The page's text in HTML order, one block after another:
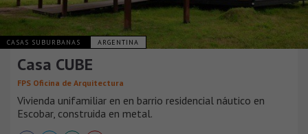
CASAS SUBURBANAS ARGENTINA
Casa CUBE
FPS Oficina de Arquitectura
Vivienda unifamiliar en en barrio residencial náutico en
Escobar, construida en metal.